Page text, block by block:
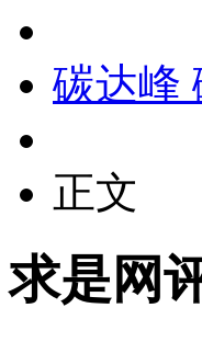
碳达峰
正文
求是网